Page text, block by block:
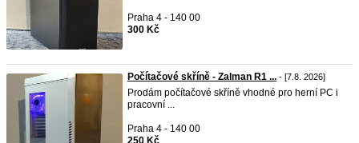
Praha 4 - 140 00
300 Kč
Počítačové skříně - Zalman R1 ... - [7.8. 2026]
Prodám počítačové skříně vhodné pro herní PC i
pracovní ...
Praha 4 - 140 00
250 Kč